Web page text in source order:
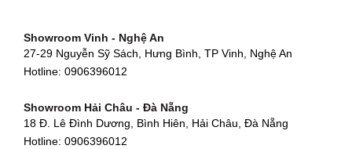
Showroom Quận 4 - TP. HCM
127 Khánh Hội, Phường 3, Quận 4,TP. HCM
Showroom Quận 7 - TP. HCM
877 Huỳnh Tấn Phát, Phú Thuận, Quận 7, TP HCM
Showroom Vinh - Nghệ An
27-29 Nguyễn Sỹ Sách, Hưng Bình, TP Vinh, Nghệ An
Hotline: 0906396012
Showroom Hải Châu - Đà Nẵng
18 Đ. Lê Đình Dương, Bình Hiên, Hải Châu, Đà Nẵng
Hotline: 0906396012